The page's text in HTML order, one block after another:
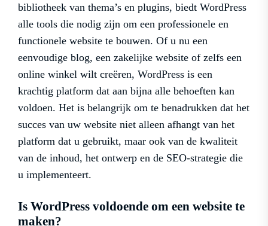
bibliotheek van thema’s en plugins, biedt WordPress
alle tools die nodig zijn om een professionele en
functionele website te bouwen. Of u nu een
eenvoudige blog, een zakelijke website of zelfs een
online winkel wilt creëren, WordPress is een
krachtig platform dat aan bijna alle behoeften kan
voldoen. Het is belangrijk om te benadrukken dat het
succes van uw website niet alleen afhangt van het
platform dat u gebruikt, maar ook van de kwaliteit
van de inhoud, het ontwerp en de SEO-strategie die
u implementeert.
Is WordPress voldoende om een ​​website te
maken?